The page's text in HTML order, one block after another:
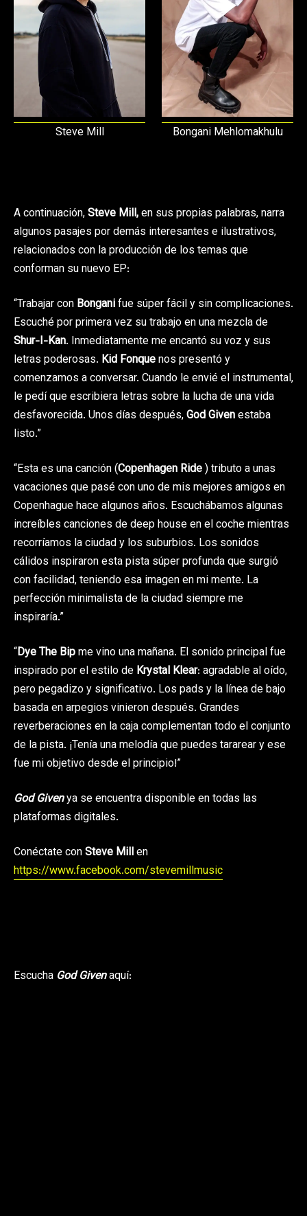
Steve Mill Bongani Mehlomakhulu
A continuación,Steve Mill,en sus propias palabras, narra
algunos pasajes por demás interesantes e ilustrativos,
relacionados con la producción de los temas que
conforman su nuevo EP:
“Trabajar con Bonganifue súper fácil y sin complicaciones.
Escuché por primera vez su trabajo en una mezcla de
Shur-I-Kan. Inmediatamente me encantó su voz y sus
letras poderosas. Kid Fonquenos presentó y
comenzamos a conversar. Cuando le envié el instrumental,
le pedí que escribiera letras sobre la lucha de una vida
desfavorecida. Unos días después,God Givenestaba
listo.”
“Esta es una canción (Copenhagen Ride) tributo a unas
vacaciones que pasé con uno de mis mejores amigos en
Copenhague hace algunos años. Escuchábamos algunas
increíbles canciones de deep house en el coche mientras
recorríamos la ciudad y los suburbios. Los sonidos
cálidos inspiraron esta pista súper profunda que surgió
con facilidad, teniendo esa imagen en mi mente. La
perfección minimalista de la ciudad siempre me
inspiraría.”
“Dye The Bipme vino una mañana. El sonido principal fue
inspirado por el estilo de Krystal Klear: agradable al oído,
pero pegadizo y significativo. Los pads y la línea de bajo
basada en arpegios vinieron después. Grandes
reverberaciones en la caja complementan todo el conjunto
de la pista. ¡Tenía una melodía que puedes tararear y ese
fue mi objetivo desde el principio!”
God Givenya se encuentra disponible en todas las
plataformas digitales.
Conéctate conSteve Millen
https://www.facebook.com/stevemillmusic
Escucha God Givenaquí: